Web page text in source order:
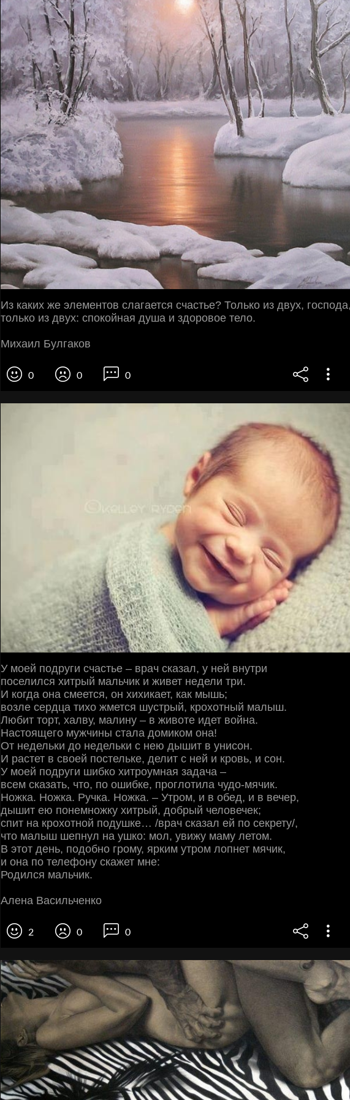
Из каких же элементов слагается счастье? Только из двух,
только из двух: спокойная душа и здоровое тело.
Михаил Булгаков
0 0 0
У моей подруги счастье – врач сказал, у ней внутри
поселился хитрый мальчик и живет недели три.
И когда она смеется, он хихикает, как мышь;
возле сердца тихо жмется шустрый, крохотный малыш.
Любит торт, халву, малину – в животе идет война.
Настоящего мужчины стала домиком она!
От недельки до недельки с нею дышит в унисон.
И растет в своей постельке, делит с ней и кровь, и сон.
У моей подруги шибко хитроумная задача –
всем сказать, что, по ошибке, проглотила чудо-мячик.
Ножка. Ножка. Ручка. Ножка. – Утром, и в обед, и в вечер,
дышит ею понемножку хитрый, добрый человечек;
спит на крохотной подушке… /врач сказал ей по секрету/,
что малыш шепнул на ушко: мол, увижу маму летом.
В этот день, подобно грому, ярким утром лопнет мячик,
и она по телефону скажет мне:
Родился мальчик.
Алена Васильченко
2 0 0